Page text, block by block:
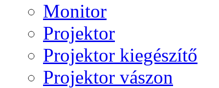
Monitor
Projektor
Projektor kiegészítő
Projektor vászon